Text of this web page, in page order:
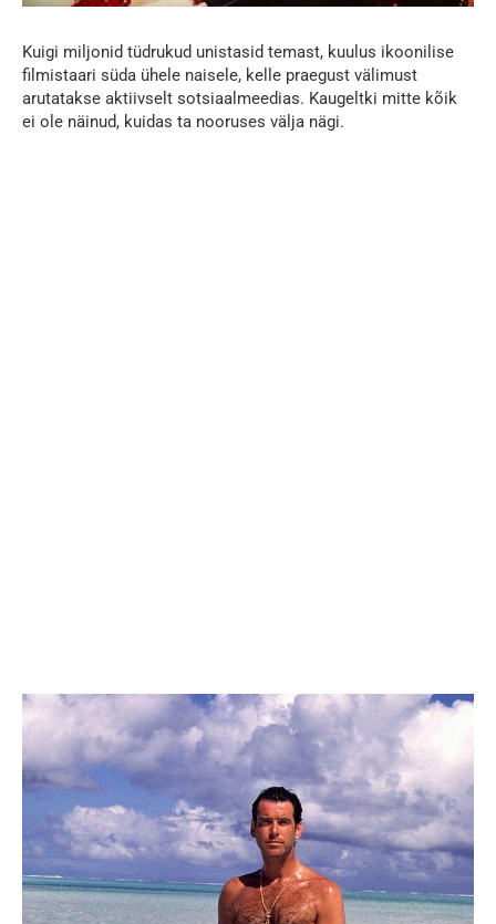
Kuigi miljonid tüdrukud unistasid temast, kuulus ikoonilise
filmistaari süda ühele naisele, kelle praegust välimust
arutatakse aktiivselt sotsiaalmeedias. Kaugeltki mitte kõik
ei ole näinud, kuidas ta nooruses välja nägi.